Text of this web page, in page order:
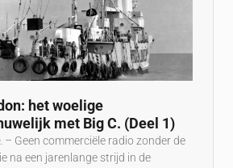
het woelige
met Big C. (Deel 1)
– Geen commerciële radio zonder de
na een jarenlange strijd in de